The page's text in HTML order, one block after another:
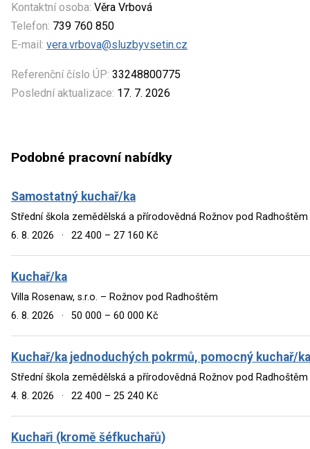
Kontaktní osoba: Věra Vrbová
Telefon: 739 760 850
E-mail: vera.vrbova@sluzbyvsetin.cz
Referenční číslo ÚP: 33248800775
Poslední aktualizace: 17. 7. 2026
Podobné pracovní nabídky
Samostatný kuchař/ka
Střední škola zemědělská a přírodovědná Rožnov pod
6. 8. 2026
· 22 400 – 27 160 Kč
Kuchař/ka
Villa Rosenaw, s.r.o. – Rožnov pod Radhoštěm
6. 8. 2026
· 50 000 – 60 000 Kč
Kuchař/ka jednoduchých pokrmů, pomocný kuchař/ka
Střední škola zemědělská a přírodovědná Rožnov pod
4. 8. 2026
· 22 400 – 25 240 Kč
Kuchaři (kromě šéfkuchařů)